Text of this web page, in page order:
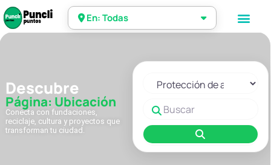
En: Todas
Descubre
Página: Ubicación
Conecta con fundaciones,
reciclaje, cultura y proyectos que
transforman tu ciudad.
Seleccionar el formulario de
Buscar